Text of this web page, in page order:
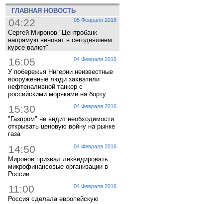
ГЛАВНАЯ НОВОСТЬ
05 Февраля 2016
04:22
Сергей Миронов "Центробанк
напрямую виноват в сегодняшнем
курсе валют"
04 Февраля 2016
16:05
У побережья Нигерии неизвестные
вооруженные люди захватили
нефтеналивной танкер с
российскими моряками на борту
04 Февраля 2016
15:30
"Газпром" не видит необходимости
открывать ценовую войну на рынке
газа
04 Февраля 2016
14:50
Миронов призвал ликвидировать
микрофинансовые организации в
России
04 Февраля 2016
11:00
Россия сделала европейскую